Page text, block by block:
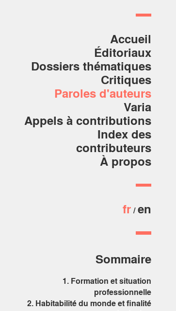
Accueil
Éditoriaux
Dossiers thématiques
Critiques
Paroles d'auteurs
Varia
Appels à contributions
Index des
contributeurs
À propos
fr en
Sommaire
1. Formation et situation
professionnelle
2. Habitabilité du monde et finalité